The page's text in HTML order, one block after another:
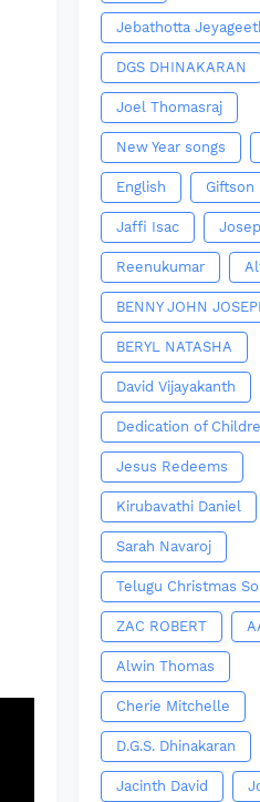
Jebathotta
DGS DHINAKARAN
Joel Thomasraj
New Year songs
English Giftson
Jaffi Isac
Reenukumar
BENNY JOHN
BERYL NATASHA
David Vijayakanth
Dedication of
Jesus Redeems
Kirubavathi Daniel
Sarah Navaroj
Telugu Christmas
ZAC ROBERT
Alwin Thomas
Cherie Mitchelle
D.G.S. Dhinakaran
Jacinth David